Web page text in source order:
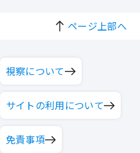
ページ上部へ
視察について
サイトの利用について
免責事項